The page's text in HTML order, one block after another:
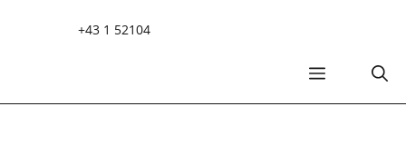
+43 1 52104
MENÜ